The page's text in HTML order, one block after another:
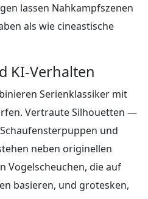
lassen Nahkampfszenen
als wie cineastische
KI-Verhalten
Serienklassiker mit
Vertraute Silhouetten —
und
neben originellen
Vogelscheuchen, die auf
basieren, und grotesken,